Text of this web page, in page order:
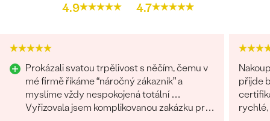
4.9 4.7
Prokázali svatou trpělivost s něčím, čemu v
mé firmě říkáme “náročný zákazník” a
myslíme vždy nespokojená totální …
Vyřizovala jsem komplikovanou zakázku pro
přijde
rychlé,